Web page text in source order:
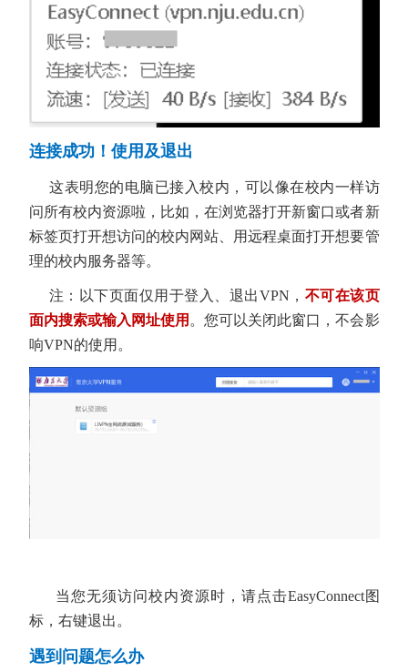
连接成功！使用及退出
这表明您的电脑已接入校内，可以像在校内一样访
问所有校内资源啦，比如，在浏览器打开新窗口或者新
标签页打开想访问的校内网站、用远程桌面打开想要管
理的校内服务器等。
注：以下页面仅用于登入、退出VPN， 不可在该页
面内搜索或输入网址使用 。您可以关闭此窗口，不会影
响VPN的使用。
当您无须访问校内资源时，请点击EasyConnect图
标，右键退出。
遇到问题怎么办